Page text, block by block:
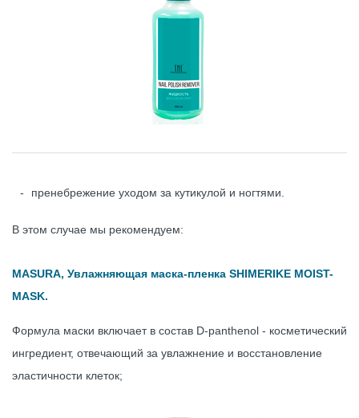
пренебрежение уходом за кутикулой и ногтями.
В этом случае мы рекомендуем:
MASURA, Увлажняющая маска-пленка SHIMERIKE MOIST-
MASK.
Формула маски включает в состав D-panthenol - косметический
ингредиент, отвечающий за увлажнение и восстановление
эластичности клеток;